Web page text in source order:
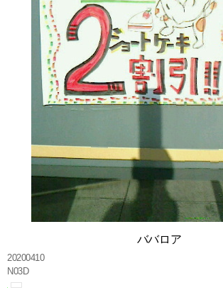
ババロア
20200410
N03D